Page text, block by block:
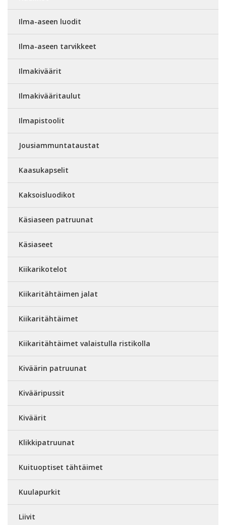
Ilma-aseen luodit
Ilma-aseen tarvikkeet
Ilmakiväärit
Ilmakivääritaulut
Ilmapistoolit
Jousiammuntataustat
Kaasukapselit
Kaksoisluodikot
Käsiaseen patruunat
Käsiaseet
Kiikarikotelot
Kiikaritähtäimen jalat
Kiikaritähtäimet
Kiikaritähtäimet valaistulla ristikolla
Kiväärin patruunat
Kivääripussit
Kiväärit
Klikkipatruunat
Kuituoptiset tähtäimet
Kuulapurkit
Liivit